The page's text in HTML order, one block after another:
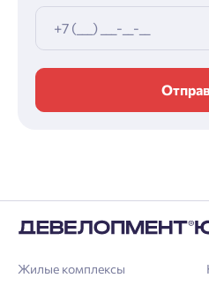
Жилые комплексы